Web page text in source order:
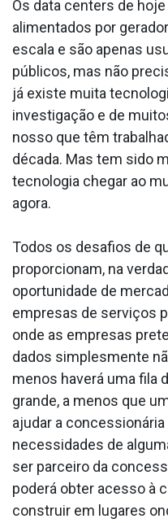
Os data centers de
alimentados por
escala e são apenas
públicos, mas não
já existe muita
investigação e de
nosso que têm
década. Mas tem sido
tecnologia chegar ao
agora.
Todos os desafios de
proporcionam, na
oportunidade de
empresas de serviços
onde as empresas
dados simplesmente
menos haverá uma fila
grande, a menos que
ajudar a
necessidades de
ser parceiro da
poderá obter acesso à
construir em lugares